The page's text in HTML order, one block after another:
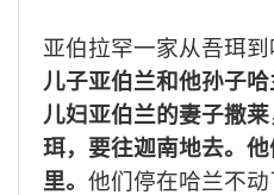
亚伯拉罕一家从吾珥到
儿子亚伯兰和他孙子
儿妇亚伯兰的妻子撒
珥，要往迦南地去。
里。 他们停在哈兰不动